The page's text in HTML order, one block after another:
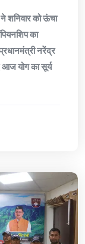
शनिवार को ऊंचा
का
नरेंद्र
आज योग का सूर्य